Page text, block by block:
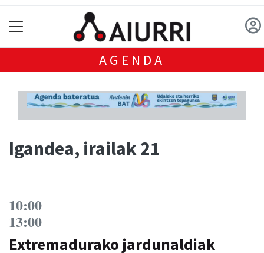
AGENDA
Igandea, irailak 21
10:00
13:00
Extremadurako jardunaldiak